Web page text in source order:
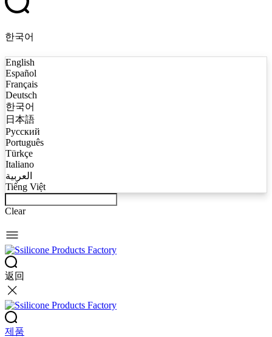
한국어
English
Español
Français
Deutsch
한국어
日本語
Русский
Português
Türkçe
Italiano
العربية
Tiếng Việt
Clear
返回
제품